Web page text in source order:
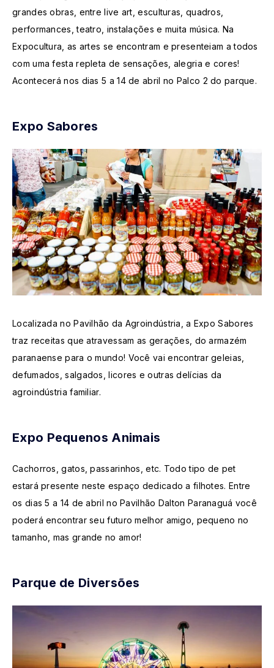
grandes obras, entre live art, esculturas, quadros,
performances, teatro, instalações e muita música. Na
Expocultura, as artes se encontram e presenteiam a todos
com uma festa repleta de sensações, alegria e cores!
Acontecerá nos dias 5 a 14 de abril no Palco 2 do parque.
Expo Sabores
Localizada no Pavilhão da Agroindústria, a Expo Sabores
traz receitas que atravessam as gerações, do armazém
paranaense para o mundo! Você vai encontrar geleias,
defumados, salgados, licores e outras delícias da
agroindústria familiar.
Expo Pequenos Animais
Cachorros, gatos, passarinhos, etc. Todo tipo de pet
estará presente neste espaço dedicado a filhotes. Entre
os dias 5 a 14 de abril no Pavilhão Dalton Paranaguá você
poderá encontrar seu futuro melhor amigo, pequeno no
tamanho, mas grande no amor!
Parque de Diversões